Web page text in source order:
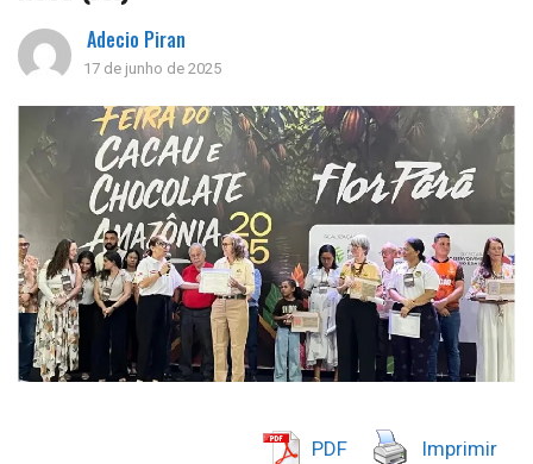
Adecio Piran
17 de junho de 2025
PDF Imprimir